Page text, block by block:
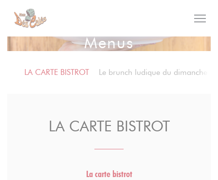
Painel de Gerenciamento de Cookies
Menus
LA CARTE BISTROT Le brunch ludique du dimanche
LA CARTE BISTROT
La carte bistrot